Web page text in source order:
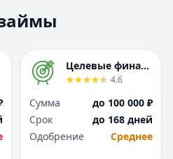
Набережные Челны
Нижний Новгород
Новокузнецк
Новосибирск
Омск
Набережные
Нижний Новгород
Новокузнецк
Новосибирск
Омск
Оренбург
Целевые финансы
4.6
Сумма
до 100 000 ₽
Срок
до 168 дней
Одобрение
Среднее